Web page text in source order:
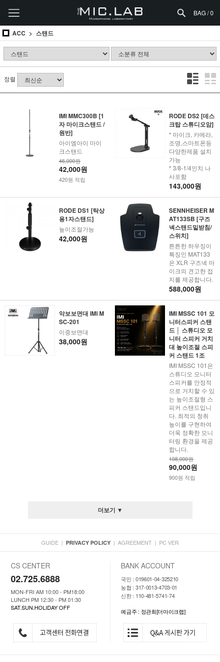
BAG /0
ACC 스탠드
정렬
IMI MMC300B [1
자 마이크스탠드 /
원반]
아이엠아이 마이
크스탠드
46,000원
42,000원
420원 적립
RODE DS2 [데스
크탑 스튜디오암]
* 마이크, 카메라,
조명,스마트폰등
다양한제품 설치
가능
* 3/8-1/4인치 나
사포함
143,000원
RODE DS1 [탁상
용1자스탠드]
높이조절가능
42,000원
SENNHEISER M
AT133SB [구즈
넥스탠드밑받침/
스위치]
튼튼한 하우징이
특징인 MAT133
은 XLR 구즈넥 마
이크의 견고한 접
지를 제공합니다.
588,000원
악보보면대 iMi M
SC-201
이중보면대
38,000원
IMI MSSC 101 모
니터스피커 스탠
드 │ 스튜디오 모
니터 스피커 거치
대 높이조절 스피
커 스탠드 1조
IMI MSSC 101은
스튜디오 모니터
스피커를 안정적
으로 거치할 수 있
는 높이조절형 스
피커 스탠드입니
다. 최적의 청취
높이를 구현하여
더욱 정확한 모니
터링 환경을 제공
합니다.
108,000원
90,000원
900원 적립
더보기 ▼
GUIDE | PRIVACY POLICY | AGREEMENT | PC VER
CS CENTER
02.725.6888
MON-FRI AM 10:00 - PM18:00
LUNCH PM 12:30 - PM 01:30
SAT.SUN.HOLIDAY OFF
BANK ACCOUNT
국민 : 019601-04-325210
농협 : 317-0013-4703-01
신한 : 110-481-5741-74
예금주 : 정관희[더마이크랩]